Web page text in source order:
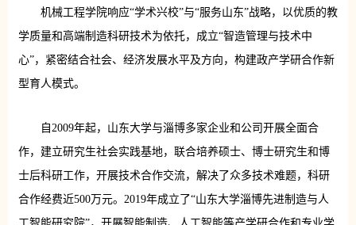
机械工程学院响应“学术兴校”与“服务山东”战略，以优质的教
学质量和高端制造科研技术为依托，成立“智造管理与技术中
心”，紧密结合社会、经济发展水平及方向，构建政产学研合作新
型育人模式。
自2009年起，山东大学与淄博多家企业和公司开展全面合
作，建立研究生社会实践基地，联合培养硕士、博士研究生和博
士后科研工作，开展技术合作交流，解决了众多技术难题，科研
合作经费近500万元。2019年成立了“山东大学淄博先进制造与人